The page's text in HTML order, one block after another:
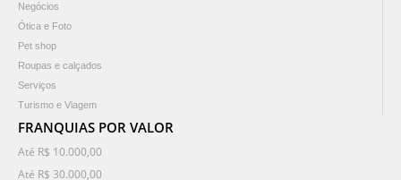
Negócios
Ótica e Foto
Pet shop
Roupas e calçados
Serviços
Turismo e Viagem
FRANQUIAS POR VALOR
Até R$ 10.000,00
Até R$ 30.000,00